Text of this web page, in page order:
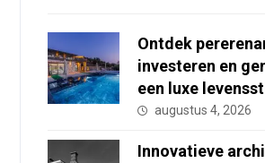
Ontdek
investeren en
een luxe
augustus 4, 2026
Innovatieve